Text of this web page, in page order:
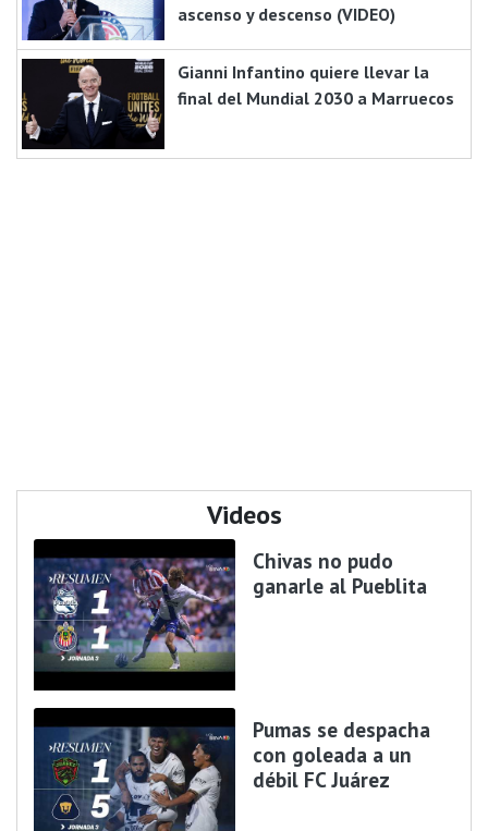
ascenso y descenso (VIDEO)
Gianni Infantino quiere llevar la
final del Mundial 2030 a Marruecos
Videos
Chivas no pudo
ganarle al Pueblita
Pumas se despacha
con goleada a un
débil FC Juárez